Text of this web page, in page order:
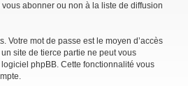
abonner ou non à la liste de diffusion
Votre mot de passe est le moyen d’accès
site de tierce partie ne peut vous
phpBB. Cette fonctionnalité vous